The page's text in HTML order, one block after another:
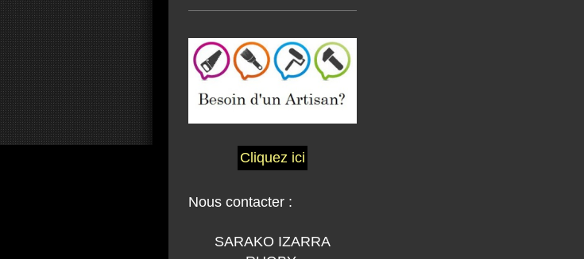
Cliquez ici
Nous contacter :
SARAKO IZARRA